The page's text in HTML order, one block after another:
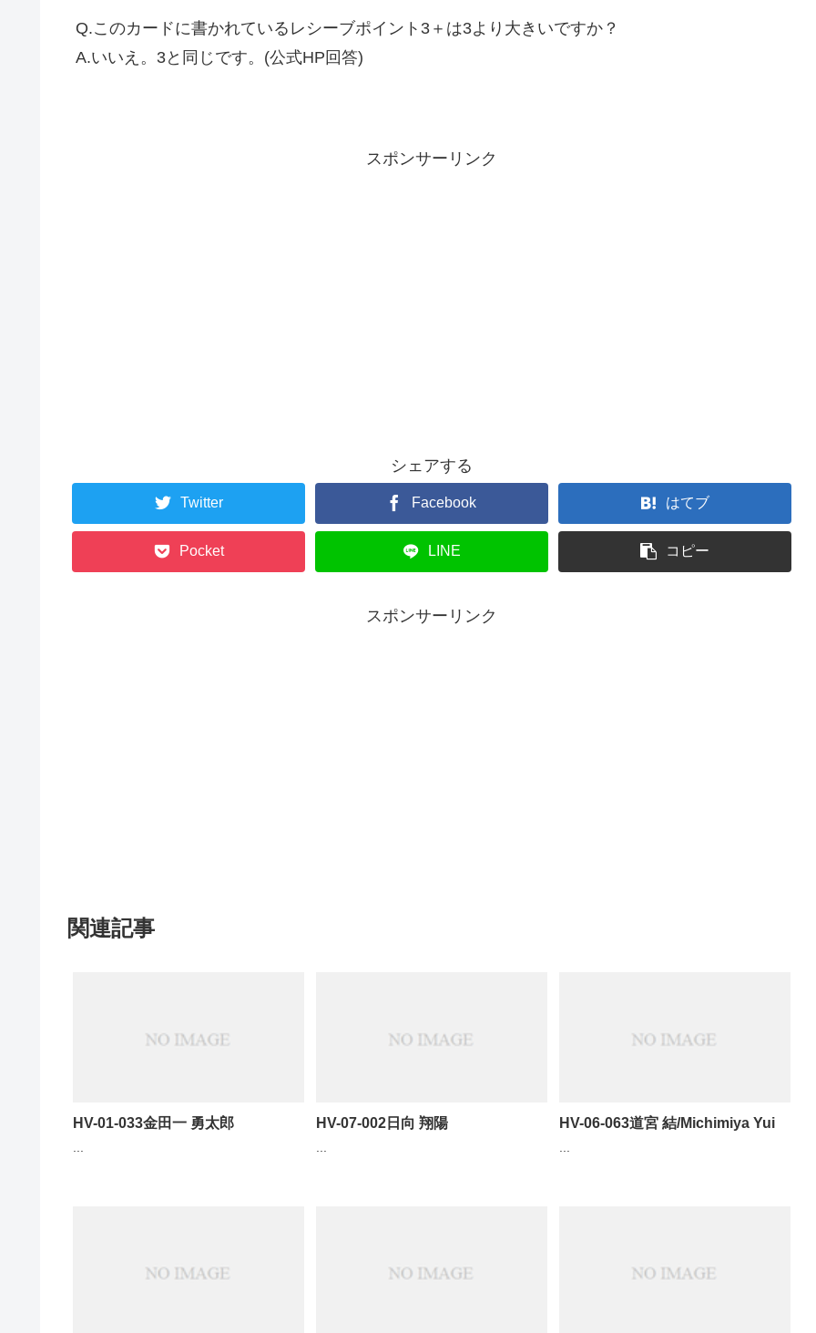
Q.このカードに書かれているレシーブポイント3＋は3より大きいですか？
A.いいえ。3と同じです。 (公式HP 回答)
スポンサーリンク
シェアする
Twitter Facebook はてブ
Pocket LINE コピー
スポンサーリンク
関連記事
HV-01-033金田一 勇太郎 HV-07-002日向 翔陽 HV-06-063道宮 結/Michimiya Yui